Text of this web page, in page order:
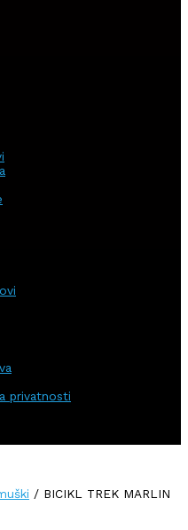
privatnosti
/ BICIKL TREK MARLIN